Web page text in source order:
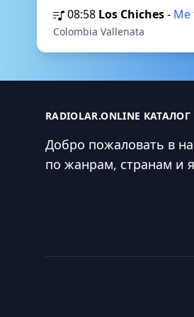
08:58 Los Chiches-
Colombia Vallenata
RADIOLAR.ONLINE
Добро пожаловать в
по жанрам, странам и